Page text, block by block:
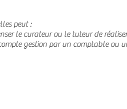
peut :
le curateur ou le tuteur de
gestion par un comptable ou